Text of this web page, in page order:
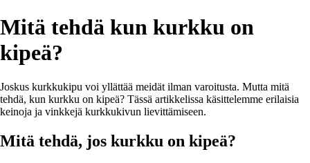
Mitä tehdä kun kurkku on
kipeä?
Joskus kurkkukipu voi yllättää meidät ilman varoitusta. Mutta mitä
tehdä, kun kurkku on kipeä? Tässä artikkelissa käsittelemme erilaisia
keinoja ja vinkkejä kurkkukivun lievittämiseen.
Mitä tehdä, jos kurkku on kipeä?